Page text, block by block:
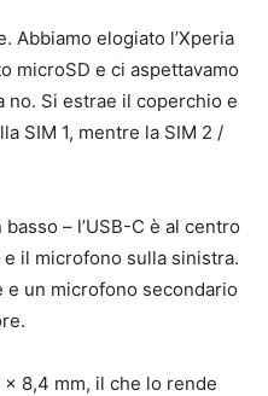
Abbiamo elogiato l’Xperia
microSD e ci aspettavamo
no. Si estrae il coperchio e
SIM 1, mentre la SIM 2 /
– l’USB-C è al centro
e il microfono sulla sinistra.
e un microfono secondario
x 8,4 mm, il che lo rende